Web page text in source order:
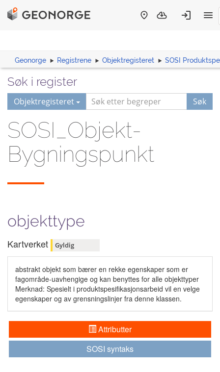
Geonorge Registrene Objektregisteret SOSI
Søk i register
Objektregisteret Søk
SOSI_Objekt-
Bygningspunkt
objekttype
Kartverket Gyldig
abstrakt objekt som bærer en rekke egenskaper som er
fagområde-uavhengige og kan benyttes for alle objekttyper
Merknad: Spesielt i produktspesifikasjonsarbeid vil en velge
egenskaper og av grensningslinjer fra denne klassen.
Attributter
SOSI syntaks